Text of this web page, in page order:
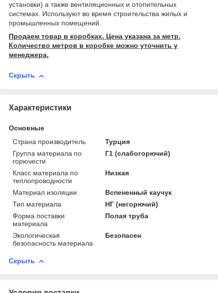
установки) а также вентиляционных и отопительных
системах. Используют во время строительства жилых и
промышленных помещений.
Продаем товар в коробках. Цена указана за метр.
Количество метров в коробке можно уточнить у
менеджера.
Скрыть
Характеристики
Основные
Страна производитель
Турция
Группа материала по
горючести
Г1 (слабогорючий)
Класс материала по
теплопроводности
Низкая
Материал изоляции
Вспененный каучук
Тип материала
НГ (негорючий)
Форма поставки
материала
Полая труба
Экологическая
безопасность материала
Безопасен
Скрыть